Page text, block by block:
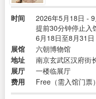
时间
2026年5月18日 -
提前30分钟停止入
6月18日至8月31
展馆
六朝博物馆
地址
南京玄武区汉府街
展厅
一楼临展厅
费用
Free（需入馆门票）